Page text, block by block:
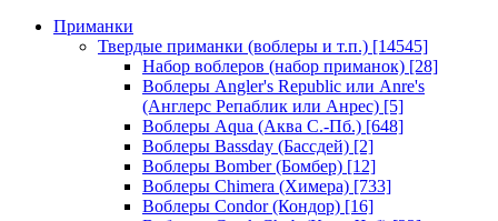
Приманки
Твердые приманки (воблеры и т.п.) [14545]
Набор воблеров (набор приманок) [28]
Воблеры Angler's Republic или Anre's
(Англерс Репаблик или Анрес) [5]
Воблеры Aqua (Аква С.-Пб.) [648]
Воблеры Bassday (Бассдей) [2]
Воблеры Bomber (Бомбер) [12]
Воблеры Chimera (Химера) [733]
Воблеры Condor (Кондор) [16]